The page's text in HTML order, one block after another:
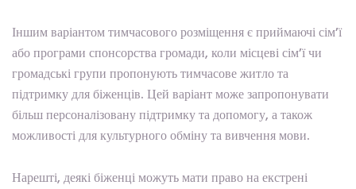
Іншим варіантом тимчасового розміщення є приймаючі сім’ї
або програми спонсорства громади, коли місцеві сім’ї чи
громадські групи пропонують тимчасове житло та
підтримку для біженців. Цей варіант може запропонувати
більш персоналізовану підтримку та допомогу, а також
можливості для культурного обміну та вивчення мови.
Нарешті, деякі біженці можуть мати право на екстрені